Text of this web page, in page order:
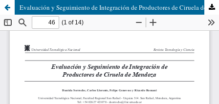
Evaluación y Seguimiento de Integración de Productores de Ciruela de Mendoza